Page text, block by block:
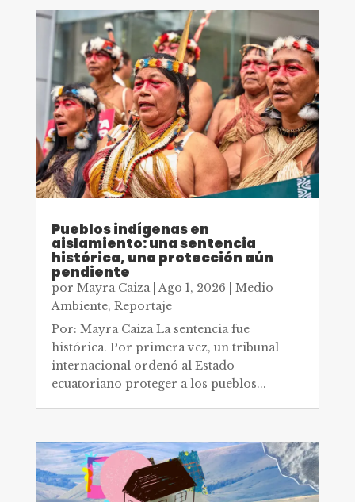
Pueblos indígenas en
aislamiento: una sentencia
histórica, una protección aún
pendiente
por Mayra Caiza|Ago 1, 2026
Medio
Ambiente, Reportaje
Por: Mayra Caiza La sentencia fue
histórica. Por primera vez, un tribunal
internacional ordenó al Estado
ecuatoriano proteger a los pueblos...